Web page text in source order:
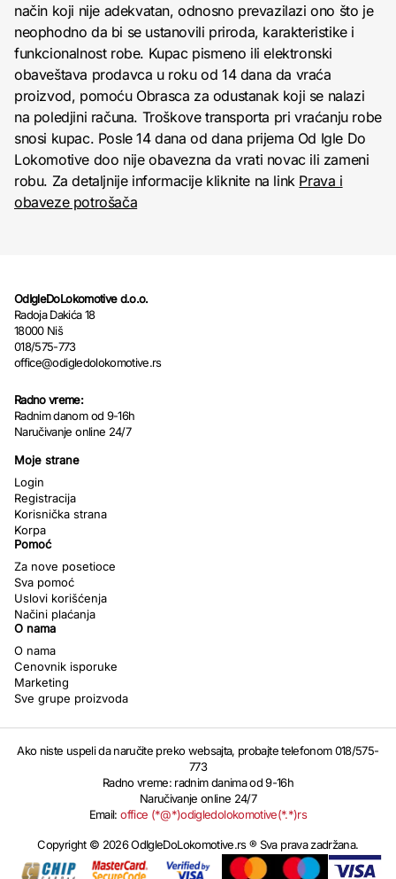
način koji nije adekvatan, odnosno prevazilazi ono što je
neophodno da bi se ustanovili priroda, karakteristike i
funkcionalnost robe. Kupac pismeno ili elektronski
obaveštava prodavca u roku od 14 dana da vraća
proizvod, pomoću Obrasca za odustanak koji se nalazi
na poledjini računa. Troškove transporta pri vraćanju robe
snosi kupac. Posle 14 dana od dana prijema Od Igle Do
Lokomotive doo nije obavezna da vrati novac ili zameni
robu. Za detaljnije informacije kliknite na link Prava i
obaveze potrošača
OdIgleDoLokomotive d.o.o.
Radoja Dakića 18
18000 Niš
018/575-773
office@odigledolokomotive.rs
Radno vreme:
Radnim danom od 9-16h
Naručivanje online 24/7
Moje strane
Login
Registracija
Korisnička strana
Korpa
Pomoć
Za nove posetioce
Sva pomoć
Uslovi korišćenja
Načini plaćanja
O nama
O nama
Cenovnik isporuke
Marketing
Sve grupe proizvoda
Ako niste uspeli da naručite preko websajta, probajte telefonom 018/575-
773
Radno vreme: radnim danima od 9-16h
Naručivanje online 24/7
Email:office (*@*)odigledolokomotive(*.*)rs
Copyright © 2026 OdIgleDoLokomotive.rs ® Sva prava zadržana.